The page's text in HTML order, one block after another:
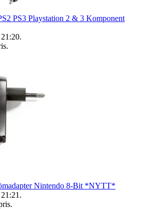
PS3 Playstation 2 & 3 Komponent
.
.
Nintendo 8-Bit *NYTT*
.
.